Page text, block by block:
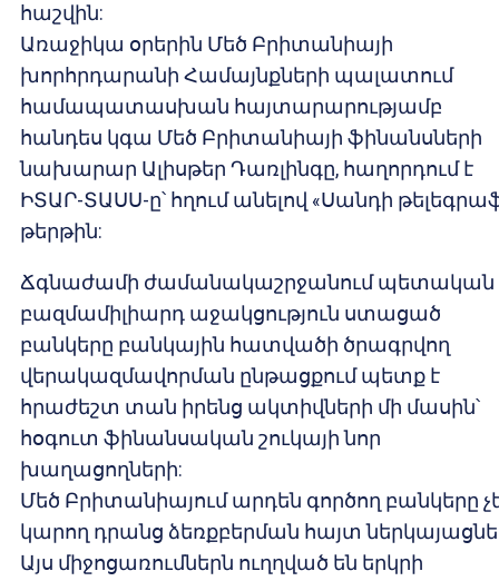
հաշվին:
Առաջիկա օրերին Մեծ Բրիտանիայի
խորհրդարանի Համայնքների պալատում
համապատասխան հայտարարությամբ
հանդես կգա Մեծ Բրիտանիայի ֆինանսների
նախարար Ալիսթեր Դառլինգը, հաղորդում է
ԻՏԱՐ-ՏԱՍՍ-ը՝ հղում անելով «Սանդի
թերթին:
Ճգնաժամի ժամանակաշրջանում պետական
բազմամիլիարդ աջակցություն ստացած
բանկերը բանկային հատվածի ծրագրվող
վերակազմավորման ընթացքում պետք է
հրաժեշտ տան իրենց ակտիվների մի մասին՝
հօգուտ ֆինանսական շուկայի նոր
խաղացողների:
Մեծ Բրիտանիայում արդեն գործող բանկերը
կարող դրանց ձեռքբերման հայտ
Այս միջոցառումներն ուղղված են երկրի